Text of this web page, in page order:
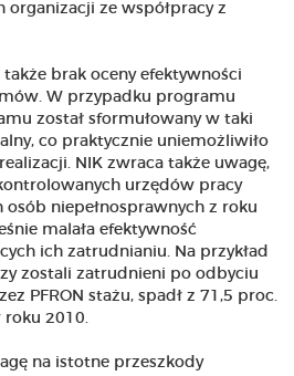
organizacji ze współpracy z
brak oceny efektywności
W przypadku programu
został sformułowany w taki
co praktycznie uniemożliwiło
NIK zwraca także uwagę,
urzędów pracy
osób niepełnosprawnych z roku
malała efektywność
ich zatrudnianiu. Na przykład
zostali zatrudnieni po odbyciu
PFRON stażu, spadł z 71,5 proc.
roku 2010.
na istotne przeszkody